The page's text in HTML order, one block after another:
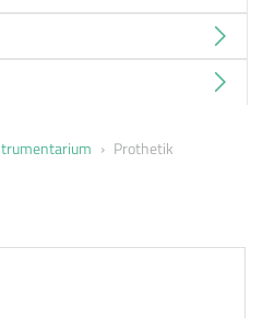
Prothetik